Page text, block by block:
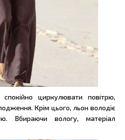
циркулювати повітрю,
Крім цього, льон володіє
Вбираючи вологу, матеріал